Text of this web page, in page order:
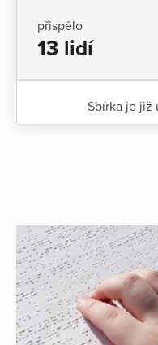
přispělo
13 lidí
Sbírka je již